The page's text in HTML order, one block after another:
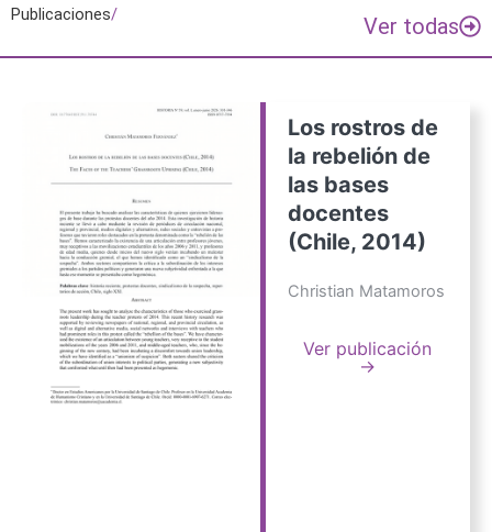
Publicaciones/ Ver todas
Los rostros de
la rebelión de
las bases
docentes
(Chile, 2014)
Christian Matamoros
Ver publicación
→